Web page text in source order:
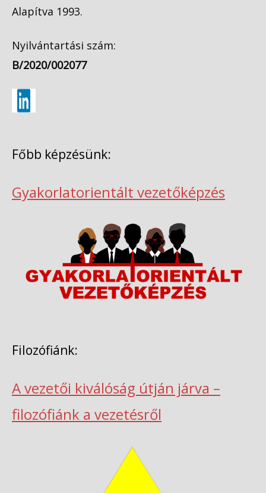
Alapítva 1993.
Nyilvántartási szám:
B/2020/002077
Főbb képzésünk:
Gyakorlatorientált vezetőképzés
Filozófiánk:
A vezetői kiválóság útján járva –
filozófiánk a vezetésről